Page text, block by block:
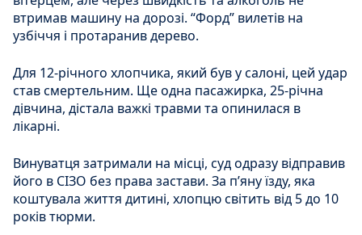
втримав машину на дорозі. “Форд” вилетів на
узбіччя і протаранив дерево.
Для 12-річного хлопчика, який був у салоні, цей удар
став смертельним. Ще одна пасажирка, 25-річна
дівчина, дістала важкі травми та опинилася в
лікарні.
Винуватця затримали на місці, суд одразу відправив
його в СІЗО без права застави. За п’яну їзду, яка
коштувала життя дитині, хлопцю світить від 5 до 10
років тюрми.